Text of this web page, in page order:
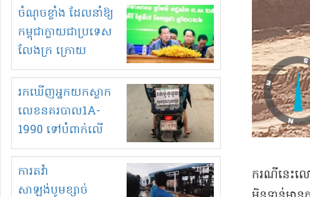
ចំណុចខ្លាំង ដែលនាំឱ្យ
កម្ពុជាក្លាយជាប្រទេស
លែងក្រ ក្រោយ
ឆ្នាំ២០៣០
រកឃើញអ្នកយកស្លាក
លេខនគរបាល1A-
1990 ទៅបំពាក់លើ
ម៉ូតូរបស់ខ្លួន ដាកផ្លាក
រត់ឌុបហើយ
ការតវ៉ា
សាឡង់បូមខ្សាច់
ករណីនេះលោ